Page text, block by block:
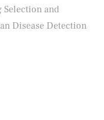
and
Disease Detection